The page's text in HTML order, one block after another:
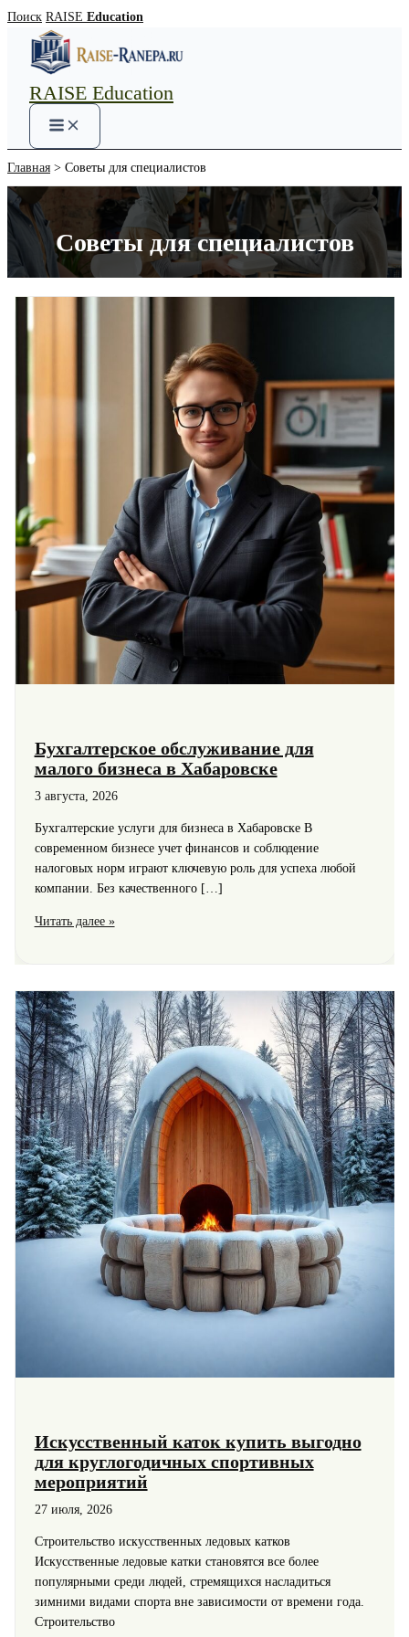
Перейти
содержимому
Поиск RAISE Education
RAISE Education
Main
Menu
Главная Советы для специалистов
Советы для специалистов
Бухгалтерское обслуживание для
малого бизнеса в Хабаровске
3 августа, 2026
Бухгалтерские услуги для бизнеса в Хабаровске В
современном бизнесе учет финансов и соблюдение
налоговых норм играют ключевую роль для успеха любой
компании. Без качественного […]
Бухгалтерское
бизнеса
в
Хабаровске
Читать далее »
Искусственный каток купить выгодно
для круглогодичных спортивных
мероприятий
27 июля, 2026
Строительство искусственных ледовых катков
Искусственные ледовые катки становятся все более
популярными среди людей, стремящихся насладиться
зимними видами спорта вне зависимости от времени года.
Строительство